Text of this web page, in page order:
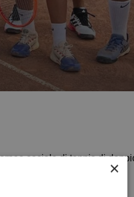
torneo sociale di tennis di
𝟏𝟖.
×